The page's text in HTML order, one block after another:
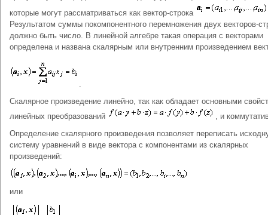
которые могут рассматриваться как вектор-строка
Результатом суммы покомпонентного перемножения двух векторов-
должно быть число. В линейной алгебре такая операция с векторами
определена и названа скалярным или внутренним произведением
.
Скалярное произведение линейно, так как обладает основными
линейных преобразований
, и
Определение скалярного произведения позволяет переписать
систему уравнений в виде вектора с компонентами из скалярных
произведений:
или